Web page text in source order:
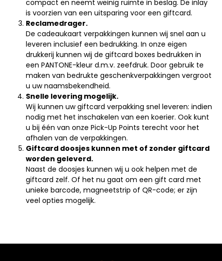
compact en neemt weinig ruimte in beslag. De inlay
is voorzien van een uitsparing voor een giftcard.
Reclamedrager.
De cadeaukaart verpakkingen kunnen wij snel aan u
leveren inclusief een bedrukking. In onze eigen
drukkerij kunnen wij de giftcard boxes bedrukken in
een PANTONE-kleur d.m.v. zeefdruk. Door gebruik te
maken van bedrukte geschenkverpakkingen vergroot
u uw naamsbekendheid.
Snelle levering mogelijk.
Wij kunnen uw giftcard verpakking snel leveren: indien
nodig met het inschakelen van een koerier. Ook kunt
u bij één van onze Pick-Up Points terecht voor het
afhalen van de verpakkingen.
Giftcard doosjes kunnen met of zonder giftcard
worden geleverd.
Naast de doosjes kunnen wij u ook helpen met de
giftcard zelf. Of het nu gaat om een gift card met
unieke barcode, magneetstrip of QR-code; er zijn
veel opties mogelijk.